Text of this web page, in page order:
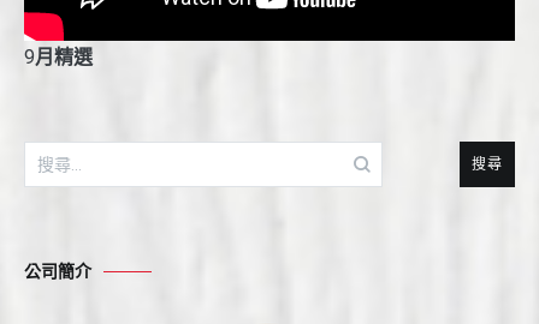
9月精選
搜
尋
字:
公司簡介